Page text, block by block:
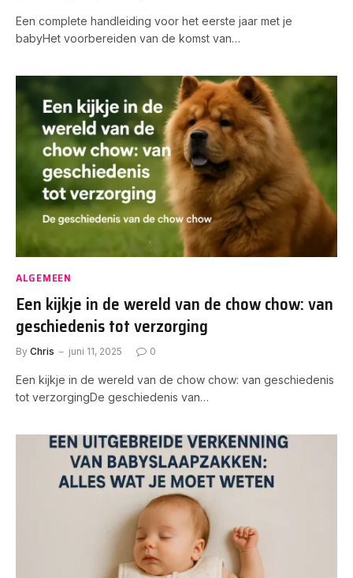
Een complete handleiding voor het eerste jaar met je
babyHet voorbereiden van de komst van…
ALGEMEEN
Een kijkje in de wereld van de chow chow: van
geschiedenis tot verzorging
By Chris juni 11, 2025 0
Een kijkje in de wereld van de chow chow: van geschiedenis
tot verzorgingDe geschiedenis van…